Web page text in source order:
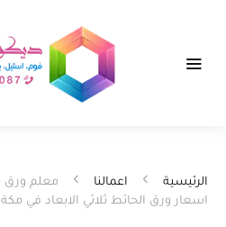
الرئيسية اعمالنا
اسعار ورق الحائط ثلاثي الابعاد في مكة